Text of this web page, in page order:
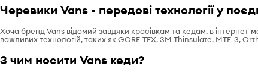
Черевики Vans - передові технології у
Хоча бренд Vans відомий завдяки кросівкам та кедам, в інтернет-
важливих технологій, таких як GORE-TEX, 3M Thinsulate, MTE-3,
З чим носити Vans кеди?